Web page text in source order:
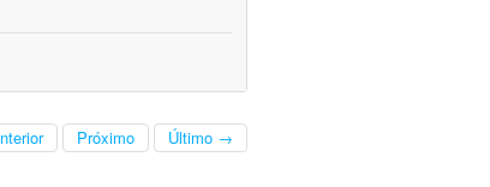
Próximo Último →